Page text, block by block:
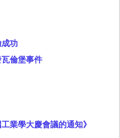
功
倫堡事件
業學大慶會議的通知》